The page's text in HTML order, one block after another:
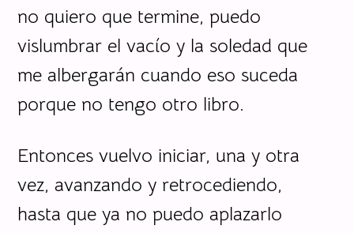
no quiero que termine, puedo
vislumbrar el vacío y la soledad que
me albergarán cuando eso suceda
porque no tengo otro libro.
Entonces vuelvo iniciar, una y otra
vez, avanzando y retrocediendo,
hasta que ya no puedo aplazarlo